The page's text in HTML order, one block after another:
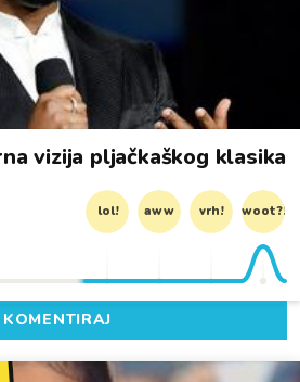
vizija pljačkaškog klasika
lol! aww vrh! woot?!
KOMENTIRAJ